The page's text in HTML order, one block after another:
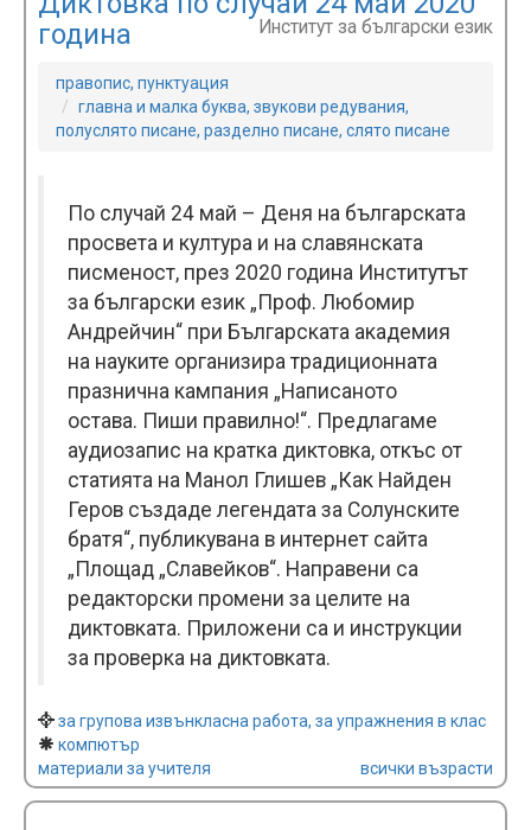
година
Институт за български език
правопис, пунктуация
главна и малка буква, звукови редувания,
полуслято писане, разделно писане, слято писане
По случай 24 май – Деня на българската
просвета и култура и на славянската
писменост, през 2020 година Институтът
за български език „Проф. Любомир
Андрейчин“ при Българската академия
на науките организира традиционната
празнична кампания „Написаното
остава. Пиши правилно!“. Предлагаме
аудиозапис на кратка диктовка, откъс от
статията на Манол Глишев „Как Найден
Геров създаде легендата за Солунските
братя“, публикувана в интернет сайта
„Площад „Славейков“. Направени са
редакторски промени за целите на
диктовката. Приложени са и инструкции
за проверка на диктовката.
за групова извънкласна работа, за упражнения в клас
компютър
материали за учителя
всички възрасти